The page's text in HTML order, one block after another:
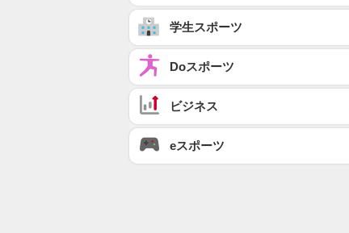
学生スポーツ
Doスポーツ
ビジネス
eスポーツ